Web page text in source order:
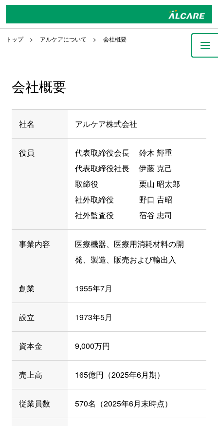
トップ アルケアについて 会社概要
会社概要
社名 アルケア株式会社
役員 代表取締役会長
鈴木 輝重
代表取締役社長
伊藤 克己
取締役
栗山 昭太郎
社外取締役
野口 𠮷昭
社外監査役
宿谷 忠司
事業内容
医療機器、医療用消耗材料の開
発、製造、販売および輸出入
創業 1955年7月
設立 1973年5月
資本金 9,000万円
売上高 165億円（2025年6月期）
従業員数 570名（2025年6月末時点）